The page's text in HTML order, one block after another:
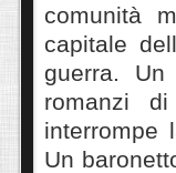
comunità
capitale
guerra.
romanzi
interrompe
Un